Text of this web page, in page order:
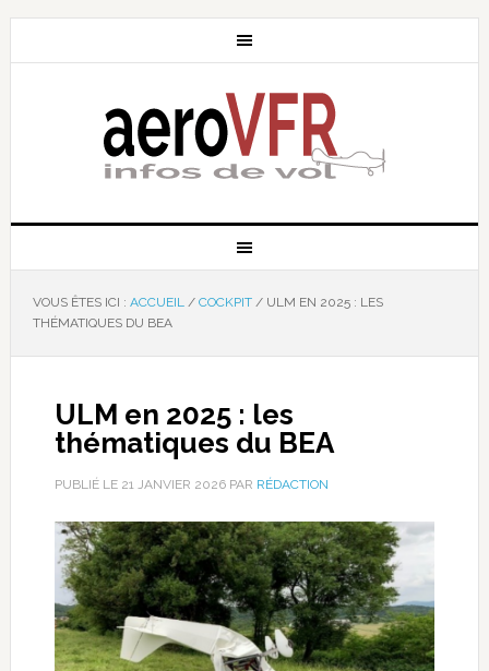
VOUS ÊTES ICI : ACCUEIL / COCKPIT /ULM EN 2025 : LES
THÉMATIQUES DU BEA
ULM en 2025 : les
thématiques du BEA
PUBLIÉ LE 21 JANVIER 2026PAR RÉDACTION